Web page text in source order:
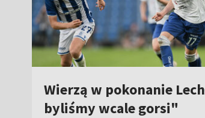
Wierzą w pokonanie
byliśmy wcale gorsi"